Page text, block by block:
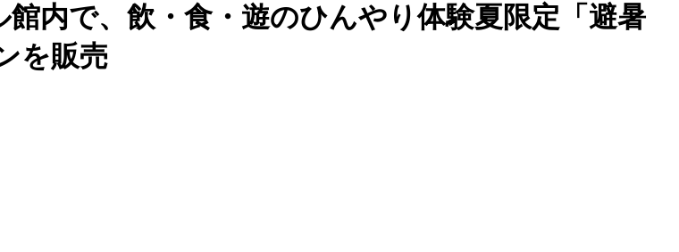
内で、飲・食・遊のひんやり体験夏限定「避暑
を販売